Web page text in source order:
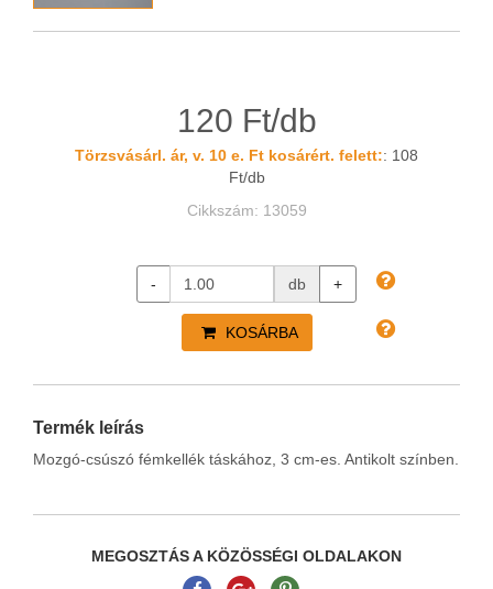
120 Ft/db
Törzsvásárl. ár, v. 10 e. Ft kosárért. felett:: 108
Ft/db
Cikkszám: 13059
- db +
KOSÁRBA
Termék leírás
Mozgó-csúszó fémkellék táskához, 3 cm-es. Antikolt színben.
MEGOSZTÁS A KÖZÖSSÉGI OLDALAKON